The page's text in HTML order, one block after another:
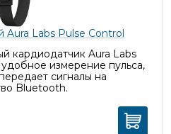
Aura Labs Pulse Control
кардиодатчик Aura Labs
измерение пульса,
сигналы на
Bluetooth.